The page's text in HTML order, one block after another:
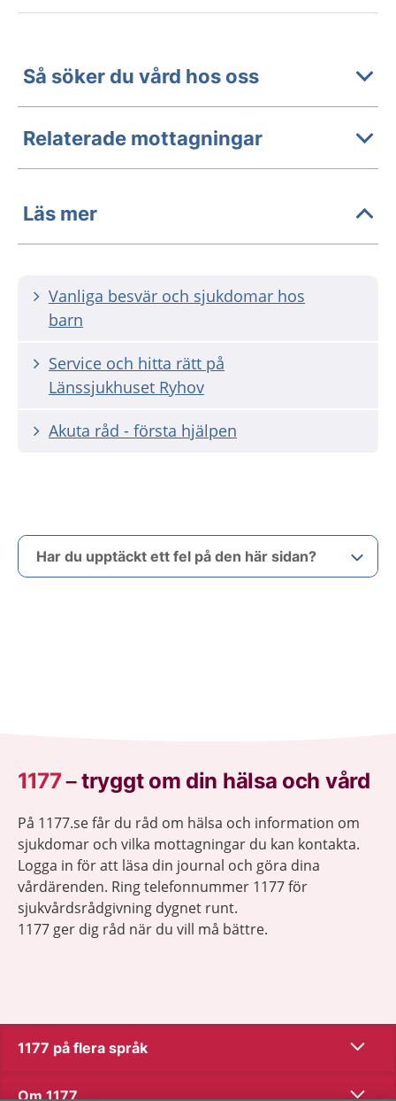
Så söker du vård hos oss
Relaterade mottagningar
Läs mer
Vanliga besvär och sjukdomar hos
barn
Service och hitta rätt på
Länssjukhuset Ryhov
Akuta råd - första hjälpen
Har du upptäckt ett fel på den här sidan?
1177–tryggt om din hälsa och vård
På 1177.se får du råd om hälsa och information om
sjukdomar och vilka mottagningar du kan kontakta.
Logga in för att läsa din journal och göra dina
vårdärenden. Ring telefonnummer 1177 för
sjukvårdsrådgivning dygnet runt.
1177 ger dig råd när du vill må bättre.
1177 på flera språk Visa
Om 1177 Visa